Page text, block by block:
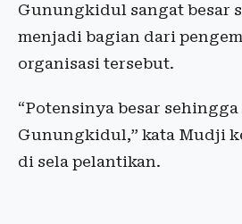
Gunungkidul sangat besar
menjadi bagian dari
organisasi tersebut.
“Potensinya besar
Gunungkidul,” kata Mudji
di sela pelantikan.